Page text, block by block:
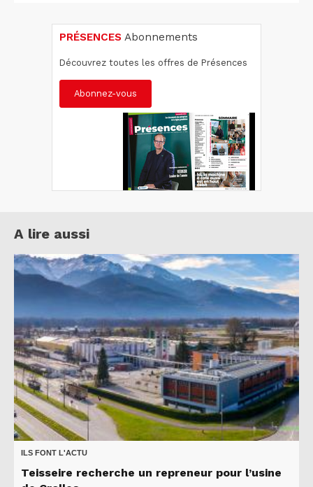
PRÉSENCES Abonnements
Découvrez toutes les offres de Présences
Abonnez-vous
A lire aussi
ILS FONT L'ACTU
Teisseire recherche un repreneur pour l’usine